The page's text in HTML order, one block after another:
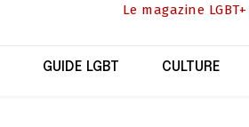
Le magazine
GUIDE LGBT CULTURE